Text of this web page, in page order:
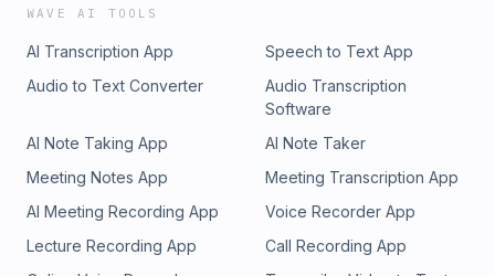
WAVE AI TOOLS
AI Transcription App
Speech to Text App
Audio to Text Converter
Audio Transcription
Software
AI Note Taking App
AI Note Taker
Meeting Notes App
Meeting Transcription App
AI Meeting Recording App
Voice Recorder App
Lecture Recording App
Call Recording App